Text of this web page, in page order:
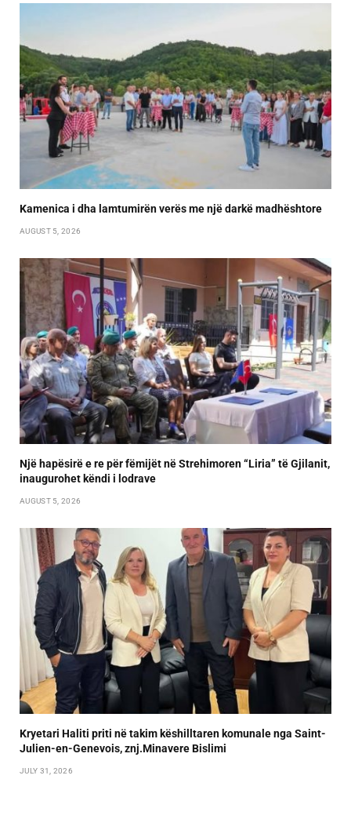
Kamenica i dha lamtumirën verës me një darkë madhështore
AUGUST 5, 2026
Një hapësirë e re për fëmijët në Strehimoren “Liria” të Gjilanit,
inaugurohet këndi i lodrave
AUGUST 5, 2026
Kryetari Haliti priti në takim këshilltaren komunale nga Saint-
Julien-en-Genevois, znj.Minavere Bislimi
JULY 31, 2026